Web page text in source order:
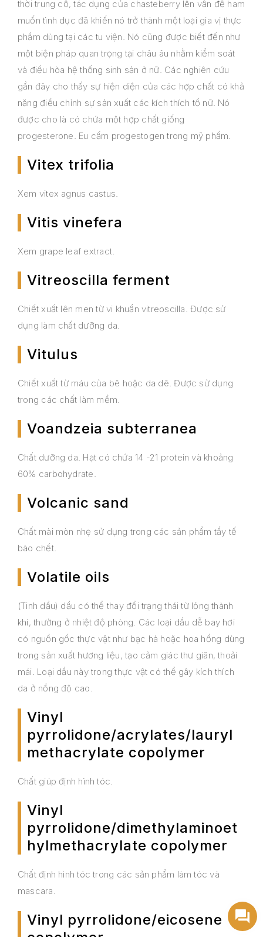
thời trung cổ, tác dụng của chasteberry lên vấn đề ham
muốn tình dục đã khiến nó trở thành một loại gia vị thực
phẩm dùng tại các tu viện. Nó cũng được biết đến như
một biện pháp quan trọng tại châu âu nhằm kiểm soát
và điều hòa hệ thống sinh sản ở nữ. Các nghiên cứu
gần đây cho thấy sự hiện diện của các hợp chất có khả
năng điều chỉnh sự sản xuất các kích thích tố nữ. Nó
được cho là có chứa một hợp chất giống
progesterone. Eu cấm progestogen trong mỹ phẩm.
Vitex trifolia
Xem vitex agnus castus.
Vitis vinefera
Xem grape leaf extract.
Vitreoscilla ferment
Chiết xuất lên men từ vi khuẩn vitreoscilla. Được sử
dụng làm chất dưỡng da.
Vitulus
Chiết xuất từ máu của bê hoặc da dê. Được sử dụng
trong các chất làm mềm.
Voandzeia subterranea
Chất dưỡng da. Hạt có chứa 14 -21 protein và khoảng
60% carbohydrate.
Volcanic sand
Chất mài mòn nhẹ sử dụng trong các sản phẩm tẩy tế
bào chết.
Volatile oils
(Tinh dầu) dầu có thể thay đổi trạng thái từ lỏng thành
khí, thường ở nhiệt độ phòng. Các loại dầu dễ bay hơi
có nguồn gốc thực vật như bạc hà hoặc hoa hồng dùng
trong sản xuất hương liệu, tạo cảm giác thư giãn, thoải
mái. Loại dầu này trong thực vật có thể gây kích thích
da ở nồng độ cao.
Vinyl
pyrrolidone/acrylates/lauryl
methacrylate copolymer
Chất giúp định hình tóc.
Vinyl
pyrrolidone/dimethylaminoet
hylmethacrylate copolymer
Chất định hình tóc trong các sản phẩm làm tóc và
mascara.
Vinyl pyrrolidone/eicosene